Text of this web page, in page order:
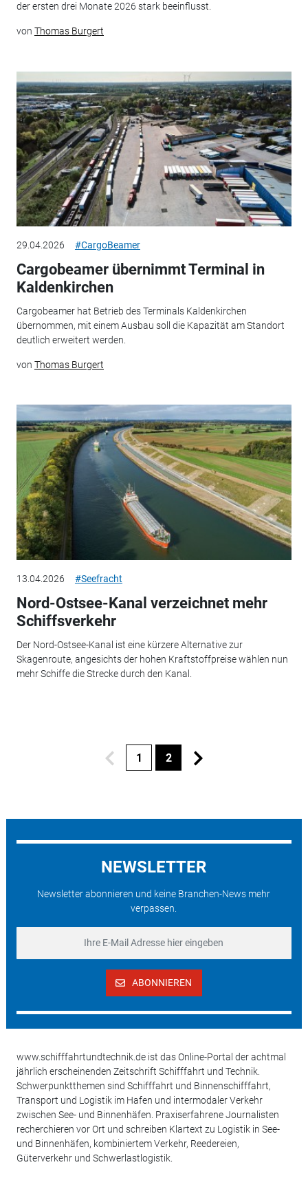
der ersten drei Monate 2026 stark beeinflusst.
von Thomas Burgert
29.04.2026 #CargoBeamer
Cargobeamer übernimmt Terminal in
Kaldenkirchen
Cargobeamer hat Betrieb des Terminals Kaldenkirchen
übernommen, mit einem Ausbau soll die Kapazität am Standort
deutlich erweitert werden.
von Thomas Burgert
13.04.2026 #Seefracht
Nord-Ostsee-Kanal verzeichnet mehr
Schiffsverkehr
Der Nord-Ostsee-Kanal ist eine kürzere Alternative zur
Skagenroute, angesichts der hohen Kraftstoffpreise wählen nun
mehr Schiffe die Strecke durch den Kanal.
1 2
NEWSLETTER
Newsletter abonnieren und keine Branchen-News mehr
verpassen.
ABONNIEREN
www.schifffahrtundtechnik.de ist das Online-Portal der achtmal
jährlich erscheinenden Zeitschrift Schifffahrt und Technik.
Schwerpunktthemen sind Schifffahrt und Binnenschifffahrt,
Transport und Logistik im Hafen und intermodaler Verkehr
zwischen See- und Binnenhäfen. Praxiserfahrene Journalisten
recherchieren vor Ort und schreiben Klartext zu Logistik in See-
und Binnenhäfen, kombiniertem Verkehr, Reedereien,
Güterverkehr und Schwerlastlogistik.